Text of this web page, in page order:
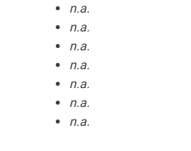
n.a.
n.a.
n.a.
n.a.
n.a.
n.a.
n.a.